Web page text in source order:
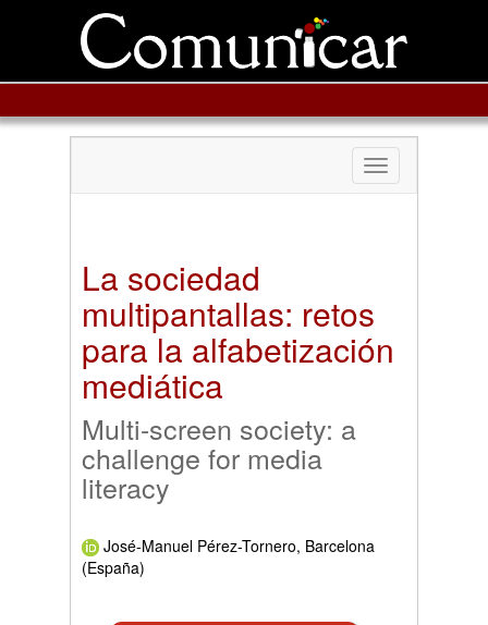
Toggle
navigation
La sociedad
multipantallas: retos
para la alfabetización
mediática
Multi-screen society: a
challenge for media
literacy
José-Manuel Pérez-Tornero, Barcelona
(España)